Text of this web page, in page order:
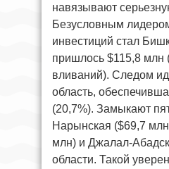
навязывают
Безусловным
инвестиций стал
пришлось $115,8 млн
вливаний). Следом
область,
(20,7%). Замыкают
Нарынская ($69,7
млн) и Джалал-
области. Такой